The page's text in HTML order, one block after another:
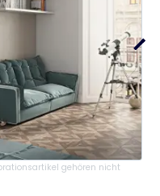
gehören nicht